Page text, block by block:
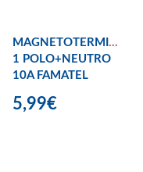
MAGNETOTERMICO
1 POLO+NEUTRO
10A FAMATEL
5,99€